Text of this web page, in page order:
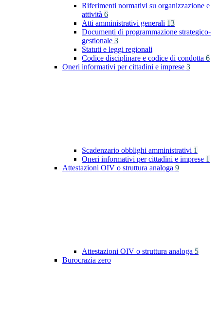
Riferimenti normativi su organizzazione e
attività 6
Atti amministrativi generali 13
Documenti di programmazione strategico-
gestionale 3
Statuti e leggi regionali
Codice disciplinare e codice di condotta 6
Oneri informativi per cittadini e imprese 3
Scadenzario obblighi amministrativi 1
Oneri informativi per cittadini e imprese 1
Attestazioni OIV o struttura analoga 9
Attestazioni OIV o struttura analoga 5
Burocrazia zero